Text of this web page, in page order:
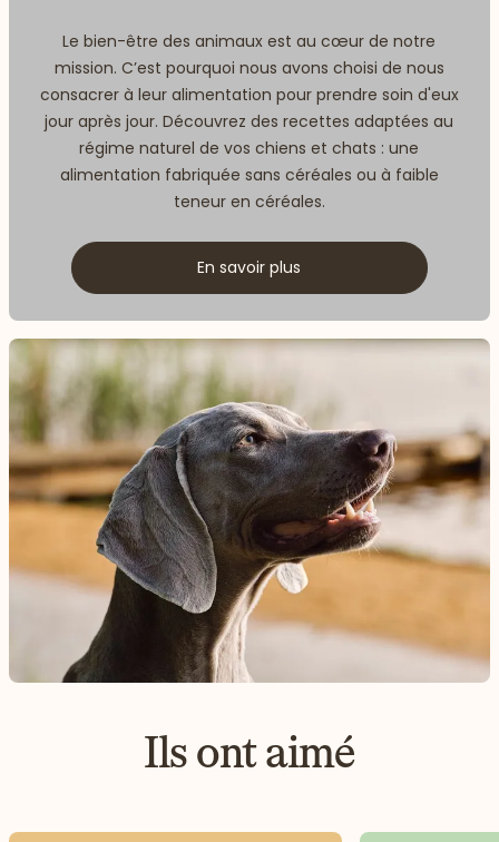
Le bien-être des animaux est au cœur de notre
mission. C’est pourquoi nous avons choisi de nous
consacrer à leur alimentation pour prendre soin d'eux
jour après jour. Découvrez des recettes adaptées au
régime naturel de vos chiens et chats : une
alimentation fabriquée sans céréales ou à faible
teneur en céréales.
En savoir plus
Ils ont aimé